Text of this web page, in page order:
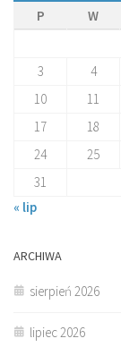
P
W
3
4
10
11
17
18
24
25
31
« lip
ARCHIWA
sierpień 2026
lipiec 2026